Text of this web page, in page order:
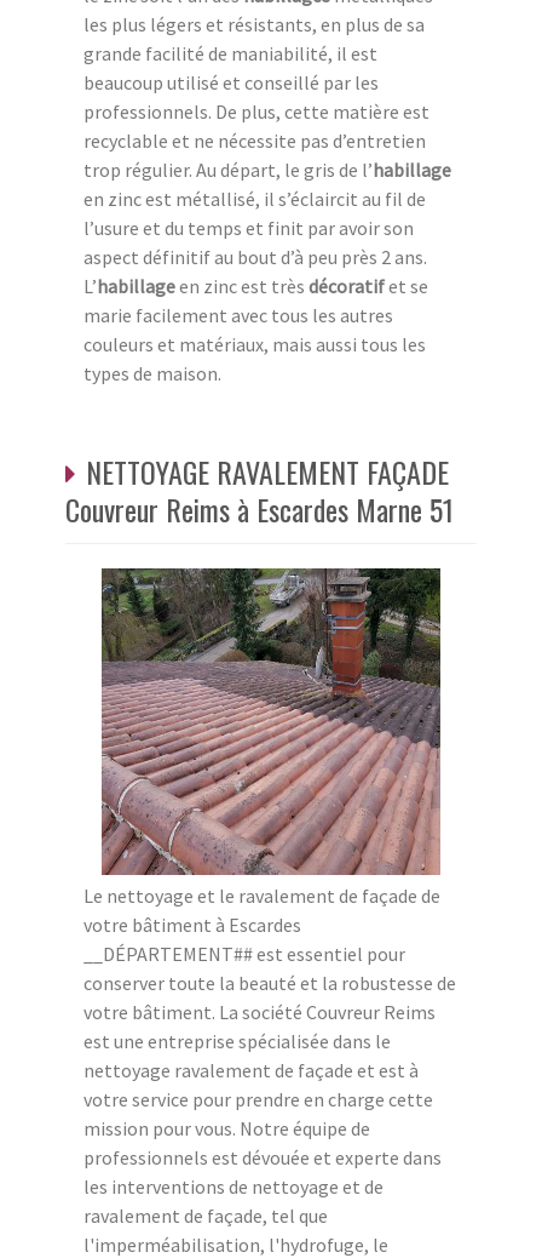
les plus légers et résistants, en plus de sa
grande facilité de maniabilité, il est
beaucoup utilisé et conseillé par les
professionnels. De plus, cette matière est
recyclable et ne nécessite pas d’entretien
trop régulier. Au départ, le gris de l’habillage
en zinc est métallisé, il s’éclaircit au fil de
l’usure et du temps et finit par avoir son
aspect définitif au bout d’à peu près 2 ans.
L’habillageen zinc est très décoratifet se
marie facilement avec tous les autres
couleurs et matériaux, mais aussi tous les
types de maison.
NETTOYAGE RAVALEMENT FAÇADE
Couvreur Reims à Escardes Marne 51
Le nettoyage et le ravalement de façade de
votre bâtiment à Escardes
__DÉPARTEMENT## est essentiel pour
conserver toute la beauté et la robustesse de
votre bâtiment. La société Couvreur Reims
est une entreprise spécialisée dans le
nettoyage ravalement de façade et est à
votre service pour prendre en charge cette
mission pour vous. Notre équipe de
professionnels est dévouée et experte dans
les interventions de nettoyage et de
ravalement de façade, tel que
l'imperméabilisation, l'hydrofuge, le